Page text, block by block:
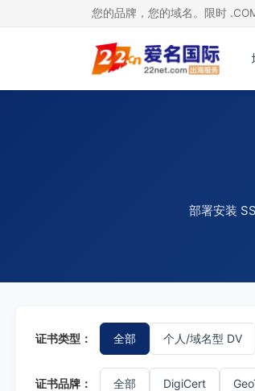
您的品牌，您的域名。限时
部署安装
证书类型： 全部 个人/域名型 DV
证书品牌： 全部 DigiCert